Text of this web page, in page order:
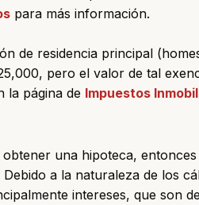
para más información.
de residencia principal
pero el valor de tal
la página de Impuestos
una hipoteca,
a la naturaleza de los
intereses, que son